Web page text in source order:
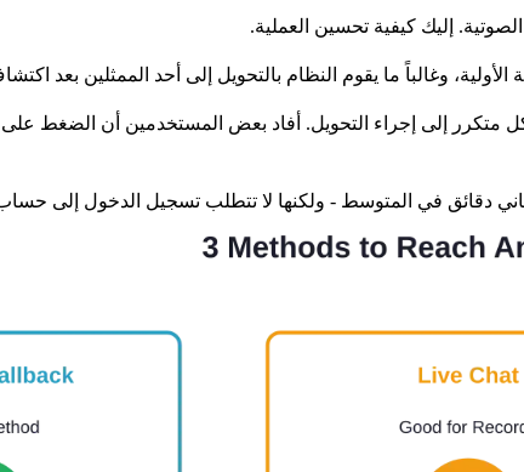
وغالباً ما يقوم النظام بالتحويل إلى أحد الممثلين بعد
دقائق في المتوسط - ولكنها لا تتطلب تسجيل الدخول إلى حساب